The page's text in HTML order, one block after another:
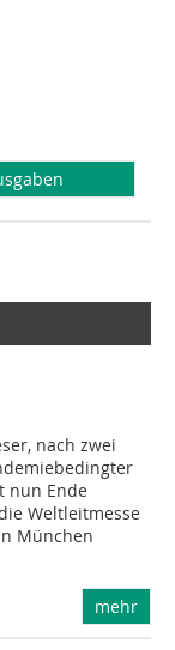
nach zwei
nun Ende
Weltleitmesse
München
mehr